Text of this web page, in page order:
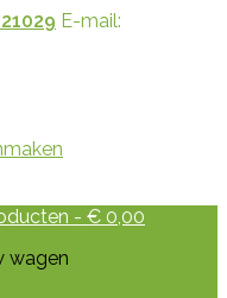
E-mail:
- € 0,00
wagen